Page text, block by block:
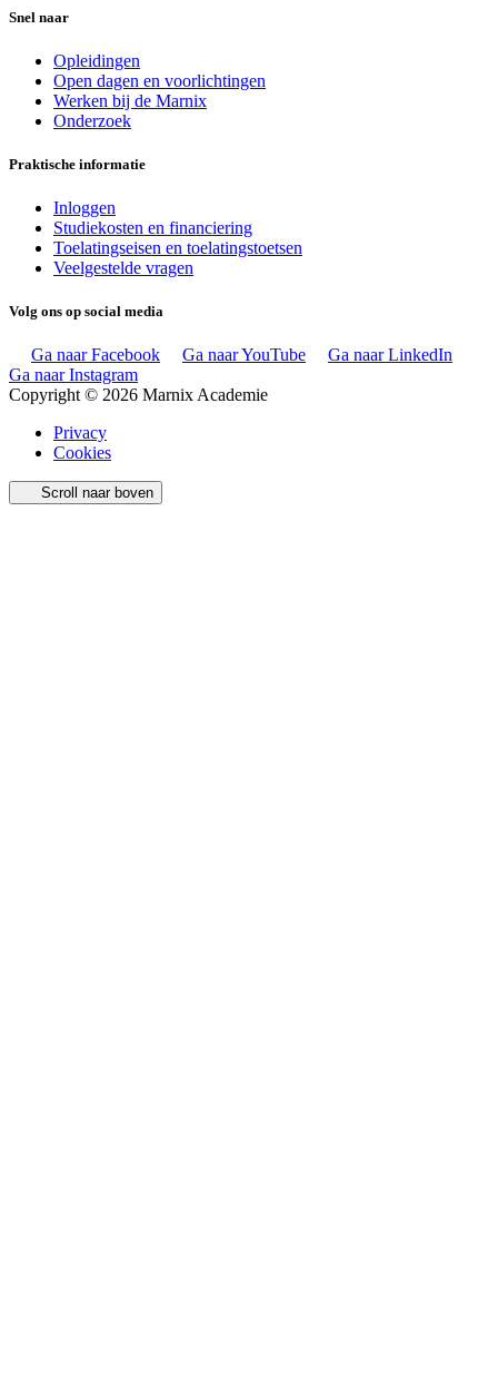
Snel naar
Opleidingen
Open dagen en voorlichtingen
Werken bij de Marnix
Onderzoek
Praktische informatie
Inloggen
Studiekosten en financiering
Toelatingseisen en toelatingstoetsen
Veelgestelde vragen
Volg ons op social media
Ga naar Facebook Ga naar YouTube
Ga naar LinkedIn
Ga naar Instagram
Copyright © 2026 Marnix Academie
Privacy
Cookies
Scroll naar boven